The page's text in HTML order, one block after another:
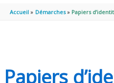
Accueil Démarches Papiers
Papiers